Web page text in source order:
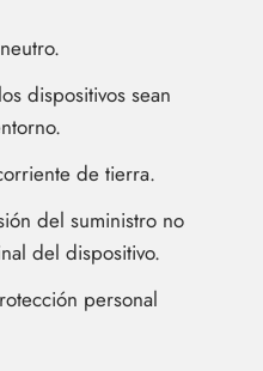
dispositivos sean
de tierra.
del suministro no
del dispositivo.
personal